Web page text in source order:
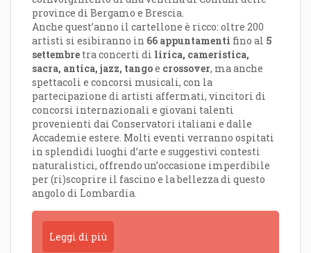
province di Bergamo e Brescia.
Anche quest’anno il cartellone è ricco: oltre 200
artisti si esibiranno in 66 appuntamenti fino al 5
settembre tra concerti di lirica, cameristica,
sacra, antica, jazz, tangoe crossover, ma anche
spettacoli e concorsi musicali, con la
partecipazione di artisti affermati, vincitori di
concorsi internazionali e giovani talenti
provenienti dai Conservatori italiani e dalle
Accademie estere. Molti eventi verranno ospitati
in splendidi luoghi d’arte e suggestivi contesti
naturalistici, offrendo un’occasione imperdibile
per (ri)scoprire il fascino e la bellezza di questo
angolo di Lombardia.
Leggi di più